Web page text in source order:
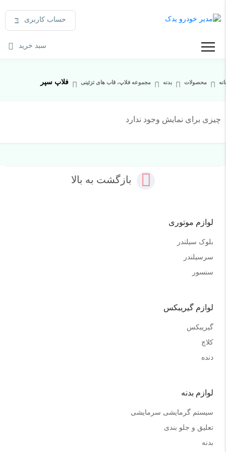
حساب کاربری
سبد خرید
محصولات بدنه مجموعه فلاپ، قاب های تزئینی فلاپ سپر
چیزی برای نمایش وجود ندارد
بازگشت به بالا
لوازم موتوری
بلوک سیلندر
سرسیلندر
سنسور
لوازم گیریبکس
گیریبکس
کلاچ
دنده
لوازم بدنه
سیستم گرمایشی سرمایشی
تعلیق و جلو بندی
بدنه